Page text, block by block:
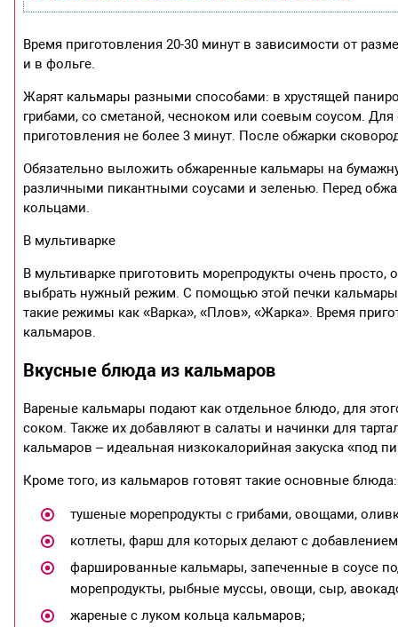
Время приготовления 20-30 минут в зависимости от
и в фольге.
Жарят кальмары разными способами: в хрустящей
грибами, со сметаной, чесноком или соевым соусом.
приготовления не более 3 минут. После обжарки
Обязательно выложить обжаренные кальмары на
различными пикантными соусами и зеленью. Перед
кольцами.
В мультиварке
В мультиварке приготовить морепродукты очень просто,
выбрать нужный режим. С помощью этой печки кальмары
такие режимы как «Варка», «Плов», «Жарка». Время
кальмаров.
Вкусные блюда из кальмаров
Вареные кальмары подают как отдельное блюдо, для
соком. Также их добавляют в салаты и начинки для
кальмаров – идеальная низкокалорийная закуска «под
Кроме того, из кальмаров готовят такие основные блюда:
тушеные морепродукты с грибами, овощами,
котлеты, фарш для которых делают с
фаршированные кальмары, запеченные в соусе
морепродукты, рыбные муссы, овощи, сыр,
жареные с луком кольца кальмаров;